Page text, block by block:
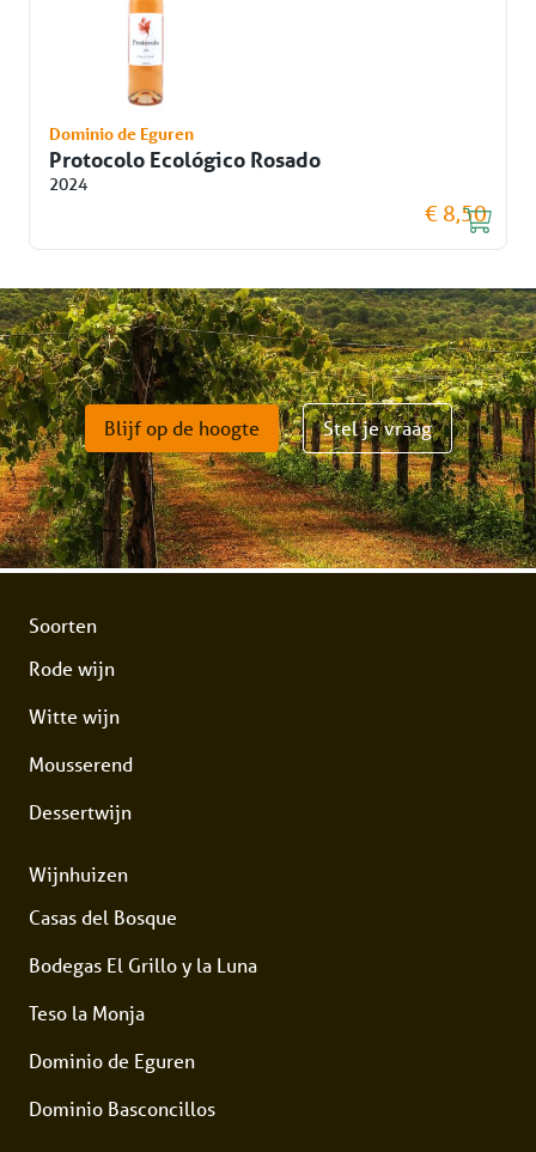
Dominio de Eguren
Protocolo Ecológico Rosado
2024
€ 8,50
Blijf op de hoogte Stel je vraag
Soorten
Rode wijn
Witte wijn
Mousserend
Dessertwijn
Wijnhuizen
Casas del Bosque
Bodegas El Grillo y la Luna
Teso la Monja
Dominio de Eguren
Dominio Basconcillos